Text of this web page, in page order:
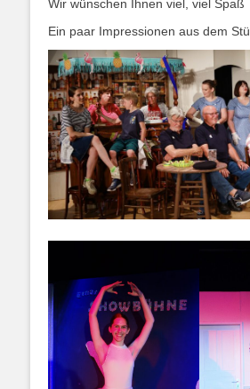
Wir wünschen Ihnen viel, viel Spaß
Ein paar Impressionen aus dem